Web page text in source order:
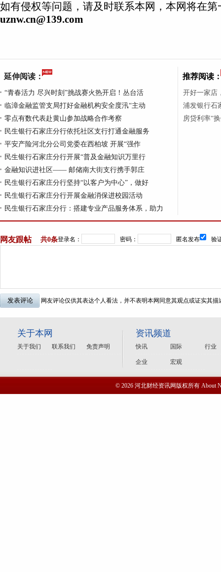
如有侵权等问题，请及时联系本网，本网将在第
uznw.cn@139.com
延伸阅读：
“青春活力 尽兴时刻”挑战赛火热开启！丛台活
临漳金融监管支局打好金融机构安全度汛“主动
零点有数代表赴黄山参加战略合作考察
民生银行石家庄分行依托社区支行打通金融服务
平安产险河北分公司党委在西柏坡 开展“强作
民生银行石家庄分行开展“普及金融知识万里行
金融知识进社区—— 邮储南大街支行携手郭庄
民生银行石家庄分行坚持“以客户为中心”，做好
民生银行石家庄分行开展金融消保进校园活动
民生银行石家庄分行：搭建专业产品服务体系，助力
推荐阅读
开好一家店
浦发银行石
房贷利率“
网友跟帖 共0条登录名： 密码： 匿名发布 验
网友评论仅供其表达个人看法，并不表明本网同意其观点或证实其描
关于本网
关于我们 联系我们 免责声明
资讯频道
快讯 国际 行业
企业 宏观
© 2026 河北财经资讯网版权所有 About